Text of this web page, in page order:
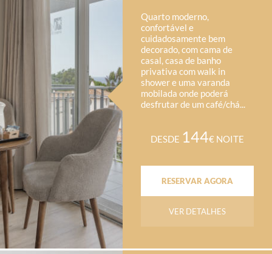
Quarto moderno,
confortável e
cuidadosamente bem
decorado, com cama de
casal, casa de banho
privativa com walk in
shower e uma varanda
mobilada onde poderá
desfrutar de um café/chá...
DESDE 144€ NOITE
RESERVAR AGORA
VER DETALHES